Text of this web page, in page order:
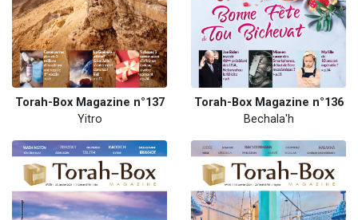
Torah-Box Magazine n°137
Yitro
Torah-Box Magazine n°136
Bechala'h